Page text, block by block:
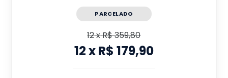
PARCELADO
12xR$ 359,80
12xR$ 179,90